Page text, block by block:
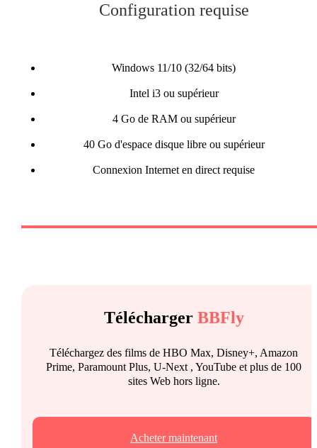
Configuration requise
Windows 11/10 (32/64 bits)
Intel i3 ou supérieur
4 Go de RAM ou supérieur
40 Go d'espace disque libre ou supérieur
Connexion Internet en direct requise
Télécharger BBFly
Téléchargez des films de HBO Max, Disney+, Amazon
Prime, Paramount Plus, U-Next , YouTube et plus de 100
sites Web hors ligne.
Acheter maintenant